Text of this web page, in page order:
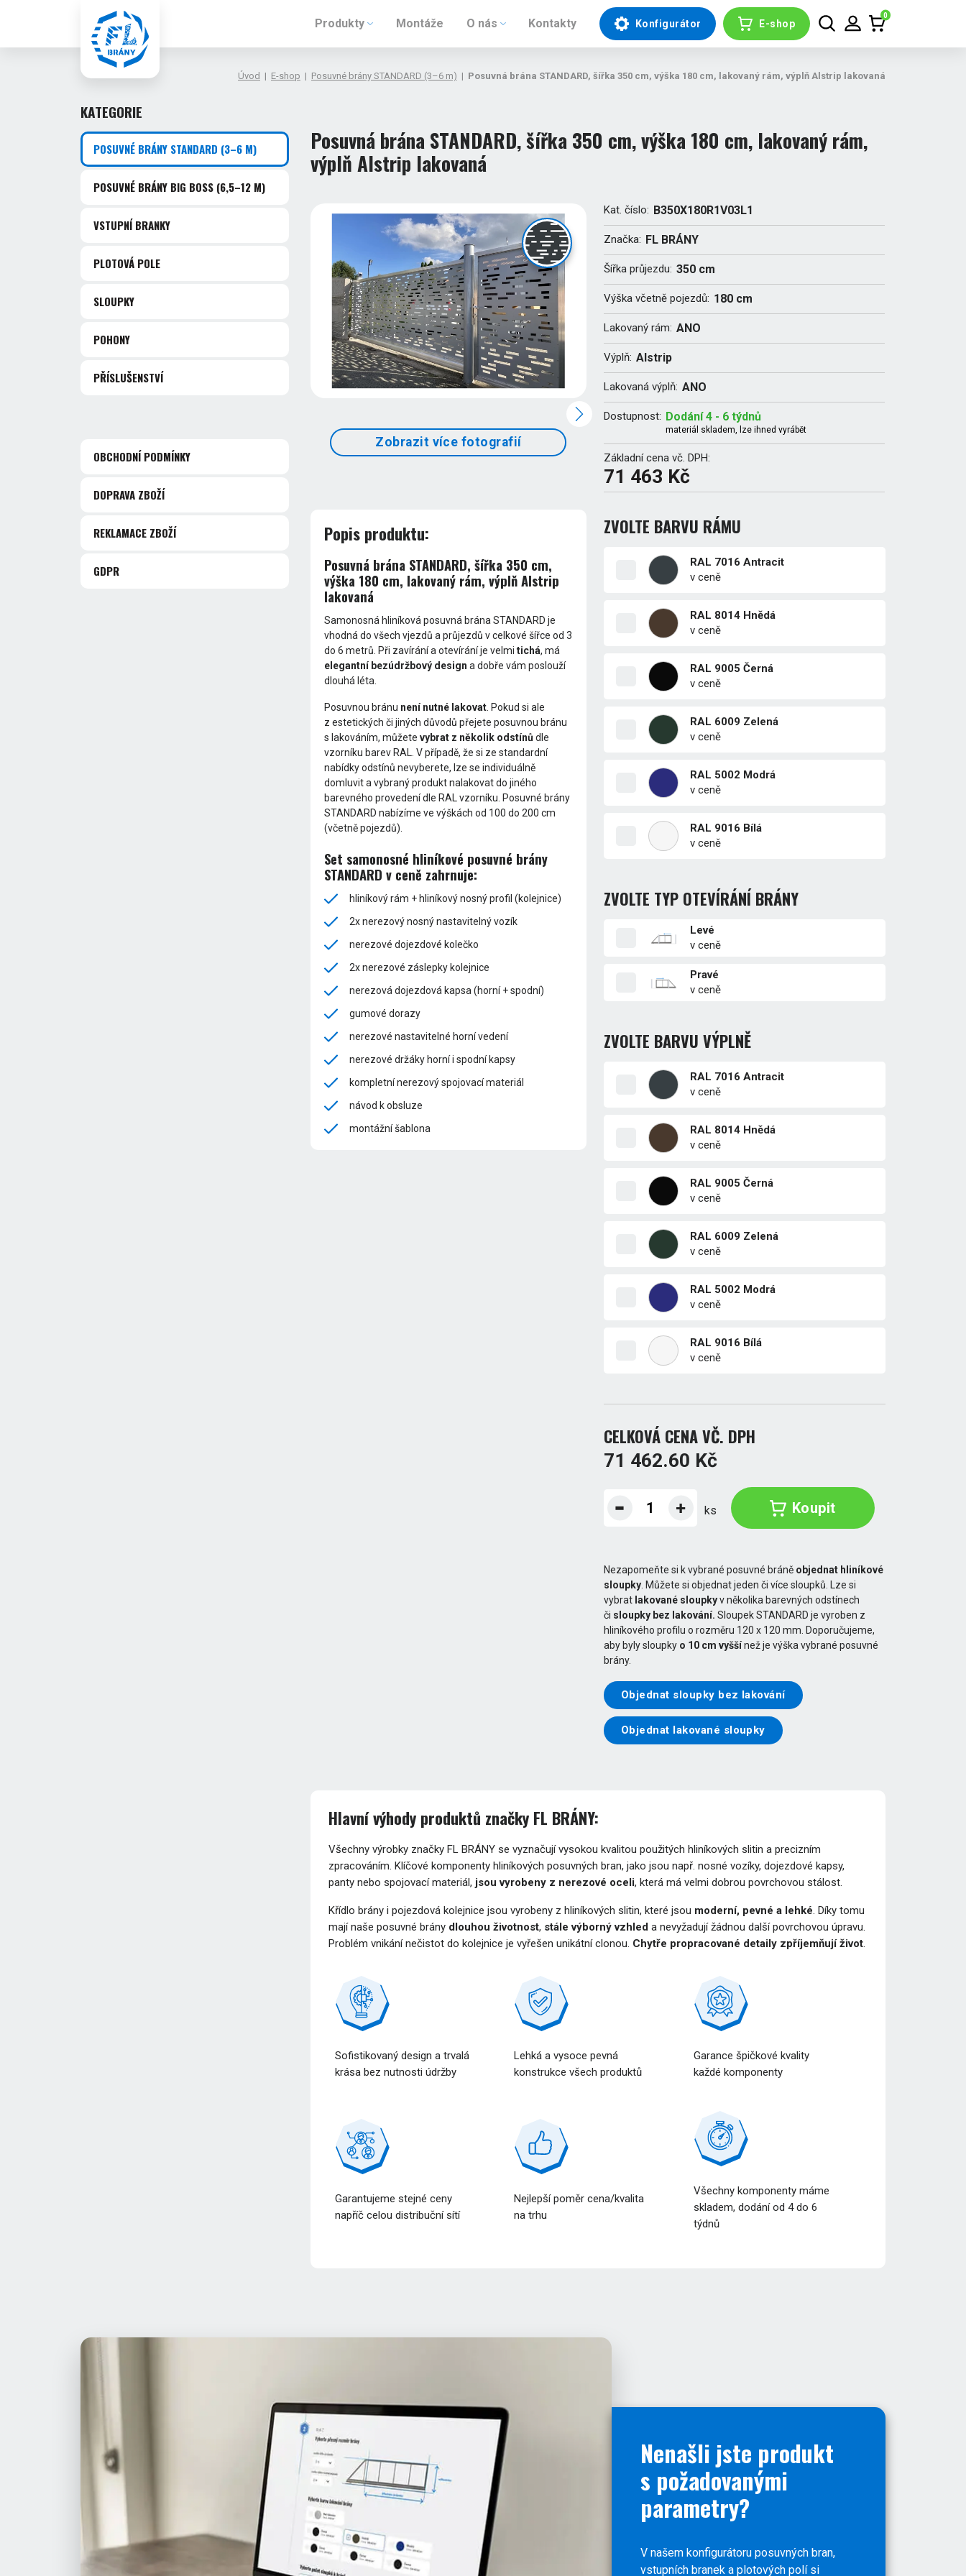
Produkty Montáže O nás Kontakty Konfigurátor E-shop
0
Úvod | E-shop | Posuvné brány STANDARD (3–6 m) | Posuvná brána STANDARD, šířka 350 cm, výška 180 cm, lakovaný rám, výplň Alstrip lakovaná
KATEGORIE
POSUVNÉ BRÁNY STANDARD (3–6 M)
POSUVNÉ BRÁNY BIG BOSS (6,5–12 M)
VSTUPNÍ BRANKY
PLOTOVÁ POLE
SLOUPKY
POHONY
PŘÍSLUŠENSTVÍ
OBCHODNÍ PODMÍNKY
DOPRAVA ZBOŽÍ
REKLAMACE ZBOŽÍ
GDPR
Posuvná brána STANDARD, šířka 350 cm, výška 180 cm, lakovaný rám,
výplň Alstrip lakovaná
Zobrazit více fotografií
Kat. číslo: B350X180R1V03L1
Značka: FL BRÁNY
Šířka průjezdu: 350 cm
Výška včetně pojezdů: 180 cm
Lakovaný rám: ANO
Výplň: Alstrip
Lakovaná výplň: ANO
Dostupnost: Dodání 4 - 6 týdnů
materiál skladem, lze ihned vyrábět
Základní cena vč. DPH:
71 463 Kč
ZVOLTE BARVU RÁMU
RAL 7016 Antracit
v ceně
RAL 8014 Hnědá
v ceně
RAL 9005 Černá
v ceně
RAL 6009 Zelená
v ceně
RAL 5002 Modrá
v ceně
RAL 9016 Bílá
v ceně
ZVOLTE TYP OTEVÍRÁNÍ BRÁNY
Levé
v ceně
Pravé
v ceně
ZVOLTE BARVU VÝPLNĚ
RAL 7016 Antracit
v ceně
RAL 8014 Hnědá
v ceně
RAL 9005 Černá
v ceně
RAL 6009 Zelená
v ceně
RAL 5002 Modrá
v ceně
RAL 9016 Bílá
v ceně
CELKOVÁ CENA VČ. DPH
71 462.60 Kč
ks Koupit
Nezapomeňte si k vybrané posuvné bráně objednat hliníkové
sloupky. Můžete si objednat jeden či více sloupků. Lze si
vybrat lakované sloupkyv několika barevných odstínech
či sloupky bez lakování. Sloupek STANDARD je vyroben z
hliníkového profilu o rozměru 120 x 120 mm. Doporučujeme,
aby byly sloupky o 10 cm vyššínež je výška vybrané posuvné
brány.
Objednat sloupky bez lakování
Objednat lakované sloupky
Popis produktu:
Posuvná brána STANDARD, šířka 350 cm,
výška 180 cm, lakovaný rám, výplň Alstrip
lakovaná
Samonosná hliníková posuvná brána STANDARD je
vhodná do všech vjezdů a průjezdů v celkové šířce od 3
do 6 metrů. Při zavírání a otevírání je velmitichá, má
elegantní bezúdržbový design a dobře vám poslouží
dlouhá léta.
Posuvnou bránu není nutné lakovat. Pokud si ale
z estetických či jiných důvodů přejete posuvnou bránu
s lakováním, můžetevybrat z několik odstínůdle
vzorníku barev RAL. V případě, že si ze standardní
nabídky odstínů nevyberete, lze se individuálně
domluvit a vybraný produkt nalakovat do jiného
barevného provedení dle RAL vzorníku. Posuvné brány
STANDARD nabízíme ve výškách od 100 do 200 cm
(včetně pojezdů).
Set samonosné hliníkové posuvné brány
STANDARD v ceně zahrnuje:
hliníkový rám + hliníkový nosný profil (kolejnice)
2x nerezový nosný nastavitelný vozík
nerezové dojezdové kolečko
2x nerezové záslepky kolejnice
nerezová dojezdová kapsa (horní + spodní)
gumové dorazy
nerezové nastavitelné horní vedení
nerezové držáky horní i spodní kapsy
kompletní nerezový spojovací materiál
návod k obsluze
montážní šablona
Hlavní výhody produktů značky FL BRÁNY:
Všechny výrobky značky FL BRÁNY se vyznačují vysokou kvalitou použitých hliníkových slitin a precizním
zpracováním. Klíčové komponenty hliníkových posuvných bran, jako jsou např. nosné vozíky, dojezdové kapsy,
panty nebo spojovací materiál, jsou vyrobeny z nerezové oceli, která má velmi dobrou povrchovou stálost.
Křídlo brány i pojezdová kolejnice jsou vyrobeny z hliníkových slitin, které jsou moderní, pevné a lehké. Díky tomu
mají naše posuvné brány dlouhou životnost, stále výborný vzhled a nevyžadují žádnou další povrchovou úpravu.
Problém vnikání nečistot do kolejnice je vyřešen unikátní clonou. Chytře propracované detaily zpříjemňují život.
Sofistikovaný design a trvalá
krása bez nutnosti údržby
Lehká a vysoce pevná
konstrukce všech produktů
Garance špičkové kvality
každé komponenty
Garantujeme stejné ceny
napříč celou distribuční sítí
Nejlepší poměr cena/kvalita
na trhu
Všechny komponenty máme
skladem, dodání od 4 do 6
týdnů
Nenašli jste produkt
s požadovanými
parametry?
V našem konfigurátoru posuvných bran,
vstupních branek a plotových polí si